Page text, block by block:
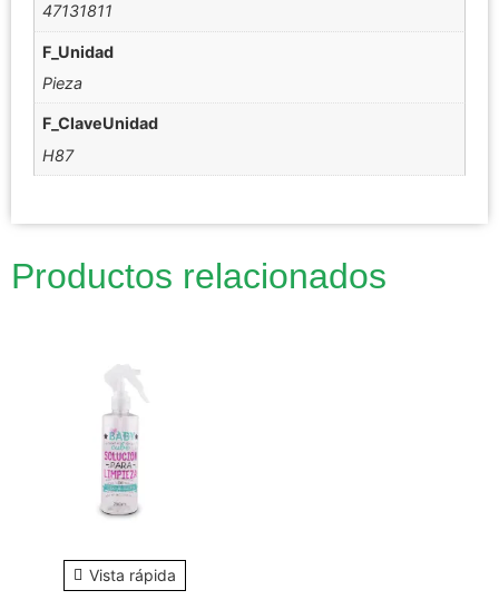
47131811
F_Unidad
Pieza
F_ClaveUnidad
H87
Productos relacionados
Vista rápida